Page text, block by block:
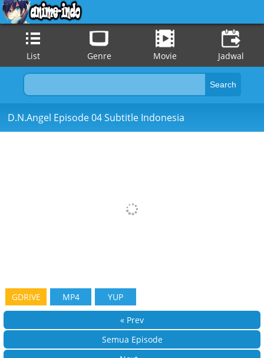
List Genre Movie Jadwal
D.N.Angel Episode 04 Subtitle Indonesia
GDRIVE MP4 YUP
« Prev
Semua Episode